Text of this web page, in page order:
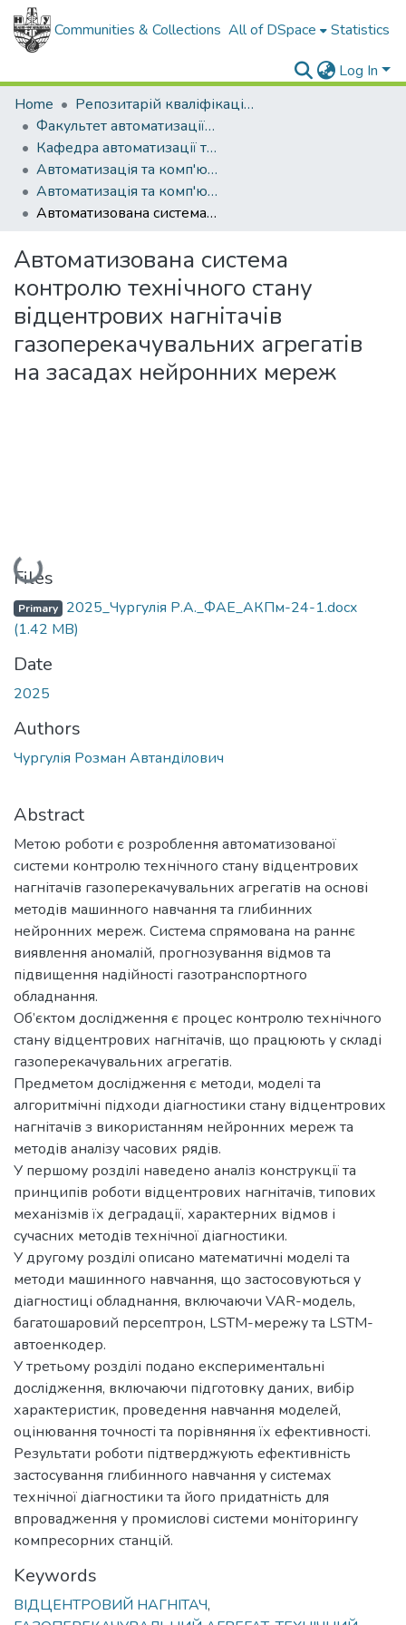
Communities & Collections All of DSpace Statistics
Log In
Home
Репозитарій кваліфікаційних робіт здобувачів вищої освіти
Факультет автоматизації та енергетики
Кафедра автоматизації та комп'ютерно-інтегрованих технологій
Автоматизація та комп'ютерно-інтегровані технології (рівень магістр)
Автоматизація та комп'ютерно-інтегровані технології (рівень магістр), 2025-2026
Автоматизована система контролю технічного стану відцентрових нагнітачів газоперекачувальних агрегатів на засадах нейронних мереж
Автоматизована система
контролю технічного стану
відцентрових нагнітачів
газоперекачувальних агрегатів
на засадах нейронних мереж
Loading...
Files
Primary 2025_Чургулія Р.А._ФАЕ_АКПм-24-1.docx
(1.42 MB)
Date
2025
Authors
Чургулія Розман Автанділович
Abstract
Метою роботи є розроблення автоматизованої
системи контролю технічного стану відцентрових
нагнітачів газоперекачувальних агрегатів на основі
методів машинного навчання та глибинних
нейронних мереж. Система спрямована на раннє
виявлення аномалій, прогнозування відмов та
підвищення надійності газотранспортного
обладнання.
Об’єктом дослідження є процес контролю технічного
стану відцентрових нагнітачів, що працюють у складі
газоперекачувальних агрегатів.
Предметом дослідження є методи, моделі та
алгоритмічні підходи діагностики стану відцентрових
нагнітачів з використанням нейронних мереж та
методів аналізу часових рядів.
У першому розділі наведено аналіз конструкції та
принципів роботи відцентрових нагнітачів, типових
механізмів їх деградації, характерних відмов і
сучасних методів технічної діагностики.
У другому розділі описано математичні моделі та
методи машинного навчання, що застосовуються у
діагностиці обладнання, включаючи VAR-модель,
багатошаровий персептрон, LSTM-мережу та LSTM-
автоенкодер.
У третьому розділі подано експериментальні
дослідження, включаючи підготовку даних, вибір
характеристик, проведення навчання моделей,
оцінювання точності та порівняння їх ефективності.
Результати роботи підтверджують ефективність
застосування глибинного навчання у системах
технічної діагностики та його придатність для
впровадження у промислові системи моніторингу
компресорних станцій.
Keywords
ВІДЦЕНТРОВИЙ НАГНІТАЧ,